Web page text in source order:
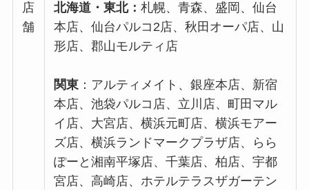
店
舗
北海道・東北：札幌、青森、盛岡、仙台
本店、仙台パルコ2店、秋田オーパ店、山
形店、郡山モルティ店
関東 ：アルティメイト、銀座本店、新宿
本店、池袋パルコ店、立川店、町田マル
イ店、大宮店、横浜元町店、横浜モアー
ズ店、横浜ランドマークプラザ店、らら
ぽーと湘南平塚店、千葉店、柏店、宇都
宮店、高崎店、ホテルテラスザガーテン